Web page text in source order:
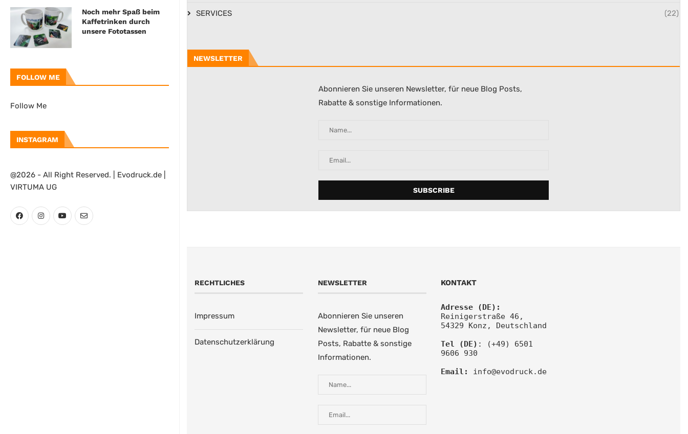
Noch mehr Spaß beim
Kaffetrinken durch
unsere Fototassen
FOLLOW ME
Follow Me
INSTAGRAM
@2026 - All Right Reserved. | Evodruck.de |
VIRTUMA UG
SERVICES (22)
NEWSLETTER
Abonnieren Sie unseren Newsletter, für neue Blog Posts,
Rabatte & sonstige Informationen.
RECHTLICHES
Impressum
Datenschutzerklärung
NEWSLETTER
Abonnieren Sie unseren
Newsletter, für neue Blog
Posts, Rabatte & sonstige
Informationen.
KONTAKT
Adresse (DE):
Reinigerstraße 46,
54329 Konz, Deutschland
Tel (DE) : (+49) 6501
9606 930
Email:
info@evodruck.de